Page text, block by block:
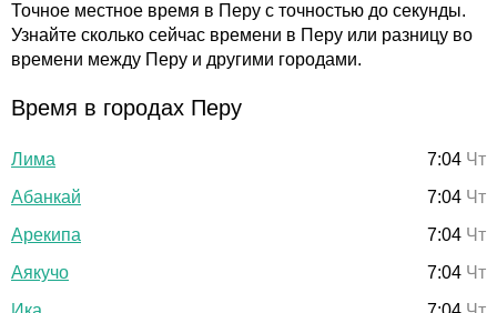
Точное местное время в Перу с точностью до секунды.
Узнайте сколько сейчас времени в Перу или разницу во
времени между Перу и другими городами.
Время в городах Перу
Лима 7:04 Чт
Абанкай
7:04 Чт
Арекипа
7:04 Чт
Аякучо
7:04 Чт